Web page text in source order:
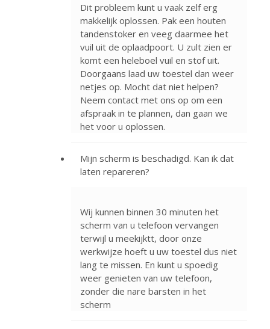
Dit probleem kunt u vaak zelf erg
makkelijk oplossen. Pak een houten
tandenstoker en veeg daarmee het
vuil uit de oplaadpoort. U zult zien er
komt een heleboel vuil en stof uit.
Doorgaans laad uw toestel dan weer
netjes op. Mocht dat niet helpen?
Neem contact met ons op om een
afspraak in te plannen, dan gaan we
het voor u oplossen.
Mijn scherm is beschadigd. Kan ik dat
laten repareren?
Wij kunnen binnen 30 minuten het
scherm van u telefoon vervangen
terwijl u meekijktt, door onze
werkwijze hoeft u uw toestel dus niet
lang te missen. En kunt u spoedig
weer genieten van uw telefoon,
zonder die nare barsten in het
scherm